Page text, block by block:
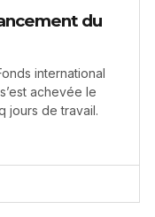
du
international
achevée le
jours de travail.